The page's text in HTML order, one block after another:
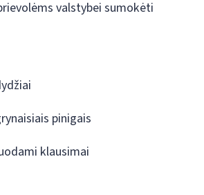
valstybei sumokėti
pinigais
klausimai